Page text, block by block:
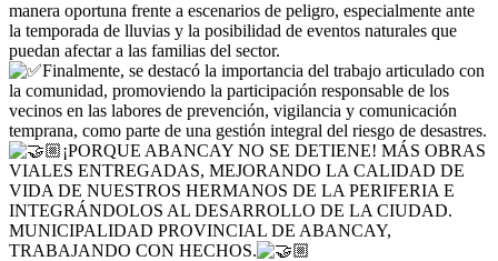
manera oportuna frente a escenarios de peligro, especialmente ante
la temporada de lluvias y la posibilidad de eventos naturales que
puedan afectar a las familias del sector.
Finalmente, se destacó la importancia del trabajo articulado con
la comunidad, promoviendo la participación responsable de los
vecinos en las labores de prevención, vigilancia y comunicación
temprana, como parte de una gestión integral del riesgo de desastres.
¡PORQUE ABANCAY NO SE DETIENE! MÁS OBRAS
VIALES ENTREGADAS, MEJORANDO LA CALIDAD DE
VIDA DE NUESTROS HERMANOS DE LA PERIFERIA E
INTEGRÁNDOLOS AL DESARROLLO DE LA CIUDAD.
MUNICIPALIDAD PROVINCIAL DE ABANCAY,
TRABAJANDO CON HECHOS.